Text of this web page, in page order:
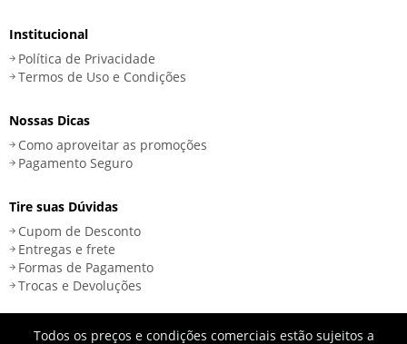
Institucional
Política de Privacidade
Termos de Uso e Condições
Nossas Dicas
Como aproveitar as promoções
Pagamento Seguro
Tire suas Dúvidas
Cupom de Desconto
Entregas e frete
Formas de Pagamento
Trocas e Devoluções
Todos os preços e condições comerciais estão sujeitos a